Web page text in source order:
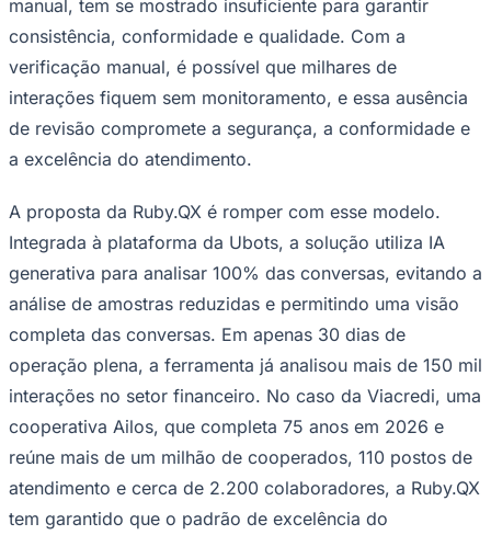
Goiás
verificação manual, é possível que milhares de
interações fiquem sem monitoramento, e essa ausência
de revisão compromete a segurança, a conformidade e
a excelência do atendimento.
A proposta da Ruby.QX é romper com esse modelo.
generativa para analisar 100% das conversas, evitando a
análise de amostras reduzidas e permitindo uma visão
completa das conversas. Em apenas 30 dias de
operação plena, a ferramenta já analisou mais de 150 mil
interações no setor financeiro. No caso da Viacredi, uma
cooperativa Ailos, que completa 75 anos em 2026 e
reúne mais de um milhão de cooperados, 110 postos de
atendimento e cerca de 2.200 colaboradores, a Ruby.QX
tem garantido que o padrão de excelência do
atendimento físico seja replicado com exatidão no